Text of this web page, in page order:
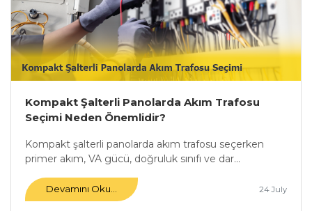
Kompakt Şalterli Panolarda Akım Trafosu
Seçimi Neden Önemlidir?
Kompakt şalterli panolarda akım trafosu seçerken
primer akım, VA gücü, doğruluk sınıfı ve dar...
Devamını Oku... 24 July